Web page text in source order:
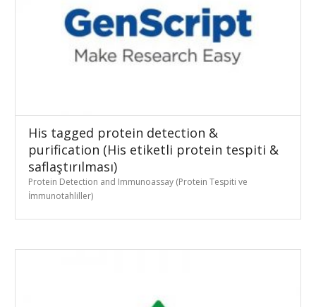
His tagged protein detection &
purification (His etiketli protein tespiti &
saflaştırılması)
Protein Detection and Immunoassay (Protein Tespiti ve
İmmunotahliller)